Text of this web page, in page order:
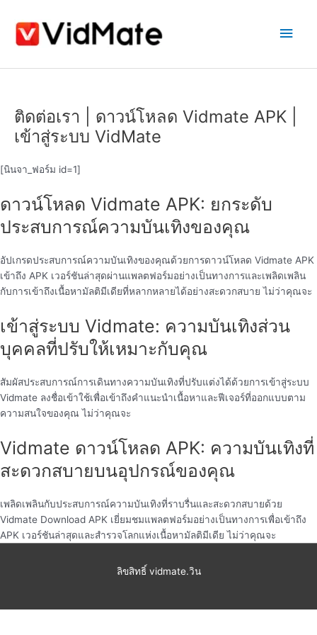
เมนู
ติดต่อเรา | ดาวน์โหลด Vidmate APK |
เข้าสู่ระบบ VidMate
[นินจา_ฟอร์ม id=1]
ดาวน์โหลด Vidmate APK: ยกระดับ
ประสบการณ์ความบันเทิงของคุณ
อัปเกรดประสบการณ์ความบันเทิงของคุณด้วยการดาวน์โหลด Vidmate APK
เข้าถึง APK เวอร์ชันล่าสุดผ่านแพลตฟอร์มอย่างเป็นทางการและเพลิดเพลิน
กับการเข้าถึงเนื้อหามัลติมีเดียที่หลากหลายได้อย่างสะดวกสบาย ไม่ว่าคุณจะ
เข้าสู่ระบบ Vidmate: ความบันเทิงส่วน
บุคคลที่ปรับให้เหมาะกับคุณ
สัมผัสประสบการณ์การเดินทางความบันเทิงที่ปรับแต่งได้ด้วยการเข้าสู่ระบบ
Vidmate ลงชื่อเข้าใช้เพื่อเข้าถึงคำแนะนำเนื้อหาและฟีเจอร์ที่ออกแบบตาม
ความสนใจของคุณ ไม่ว่าคุณจะ
Vidmate ดาวน์โหลด APK: ความบันเทิงที่
สะดวกสบายบนอุปกรณ์ของคุณ
เพลิดเพลินกับประสบการณ์ความบันเทิงที่ราบรื่นและสะดวกสบายด้วย
Vidmate Download APK เยี่ยมชมแพลตฟอร์มอย่างเป็นทางการเพื่อเข้าถึง
APK เวอร์ชันล่าสุดและสำรวจโลกแห่งเนื้อหามัลติมีเดีย ไม่ว่าคุณจะ
ลิขสิทธิ์ vidmate.วิน